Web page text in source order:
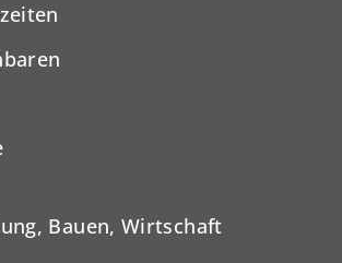
Bauen, Wirtschaft